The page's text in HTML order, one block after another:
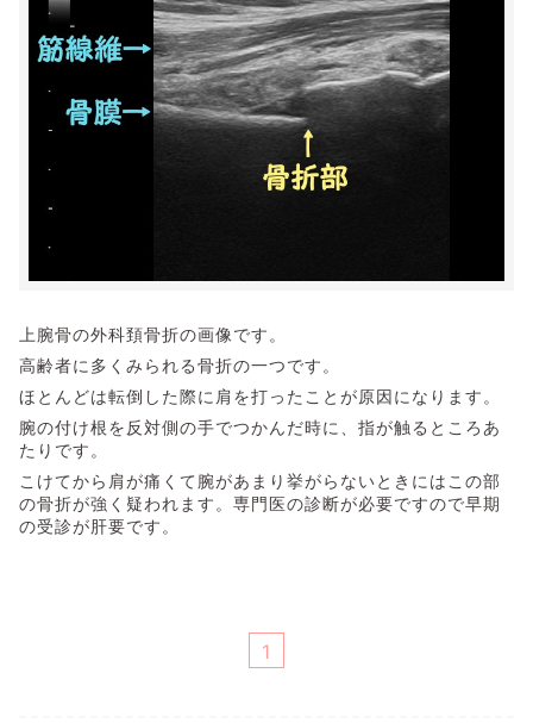
上腕骨の外科頚骨折の画像です。
高齢者に多くみられる骨折の一つです。
ほとんどは転倒した際に肩を打ったことが原因になります。
腕の付け根を反対側の手でつかんだ時に、指が触るところあ
たりです。
こけてから肩が痛くて腕があまり挙がらないときにはこの部
の骨折が強く疑われます。専門医の診断が必要ですので早期
の受診が肝要です。
1